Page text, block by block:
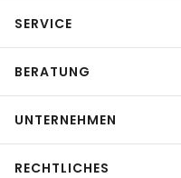
SERVICE
BERATUNG
UNTERNEHMEN
RECHTLICHES